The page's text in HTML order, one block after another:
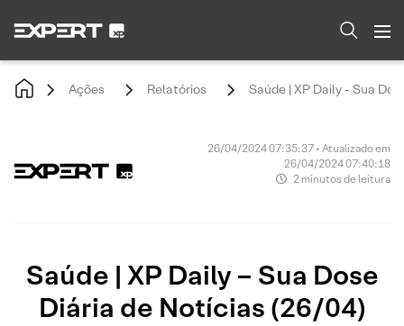
Ações Relatórios Saúde | XP Daily - Sua
26/04/2024 07:35:37 • Atualizado em
26/04/2024 07:40:18
2 minutos de leitura
Saúde | XP Daily – Sua Dose
Diária de Notícias (26/04)